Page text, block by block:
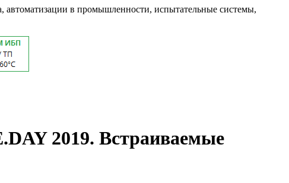
в промышленности, испытательные системы,
2019. Встраиваемые